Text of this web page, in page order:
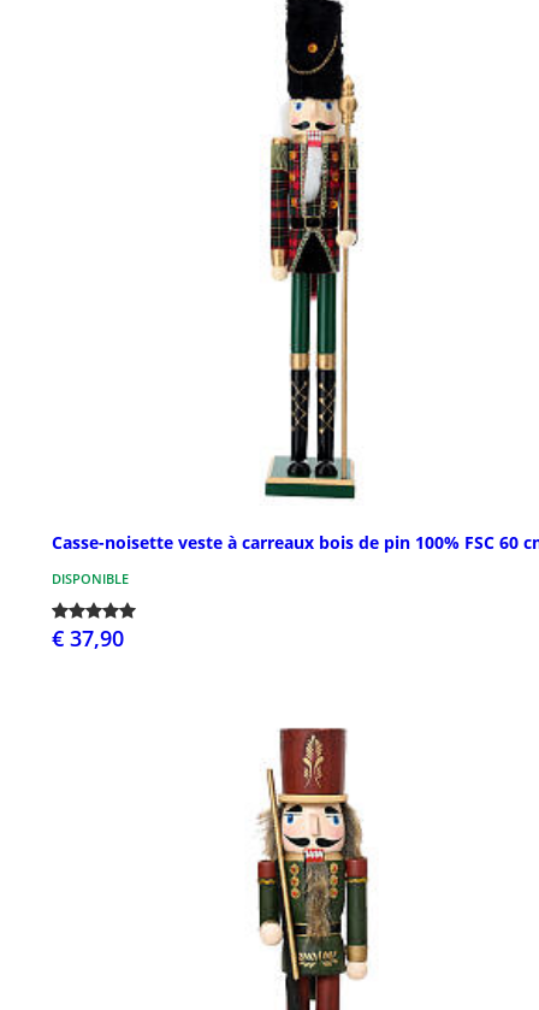
Casse-noisette veste à carreaux bois de pin 100% FSC 60
DISPONIBLE
€ 37,90